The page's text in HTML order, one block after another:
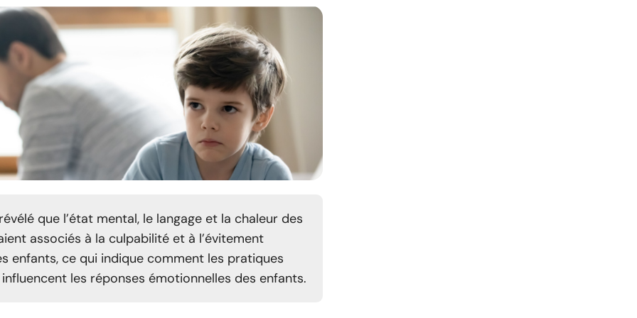
que l’état mental, le langage et la chaleur des
associés à la culpabilité et à l’évitement
enfants, ce qui indique comment les pratiques
les réponses émotionnelles des enfants.